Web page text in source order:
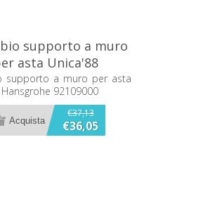
supporto a muro
asta Unica'88
92109000
supporto a muro per asta
92109000
€37,13
€36,05